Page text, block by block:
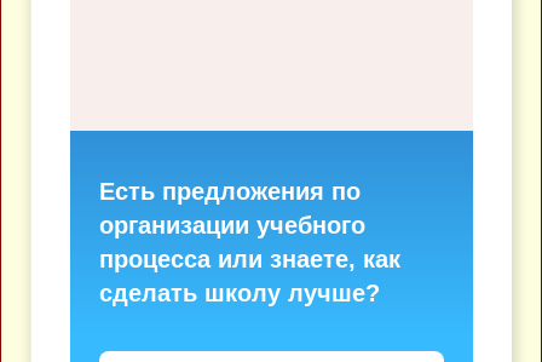
Есть предложения по
организации учебного
процесса или знаете, как
сделать школу лучше?